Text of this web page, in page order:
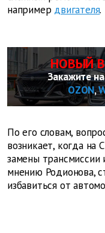
например двигателя.
НОВЫЙ
Закажите
OZON,
По его словам,
возникает, когда
замены трансмиссии
мнению Родионова,
избавиться от